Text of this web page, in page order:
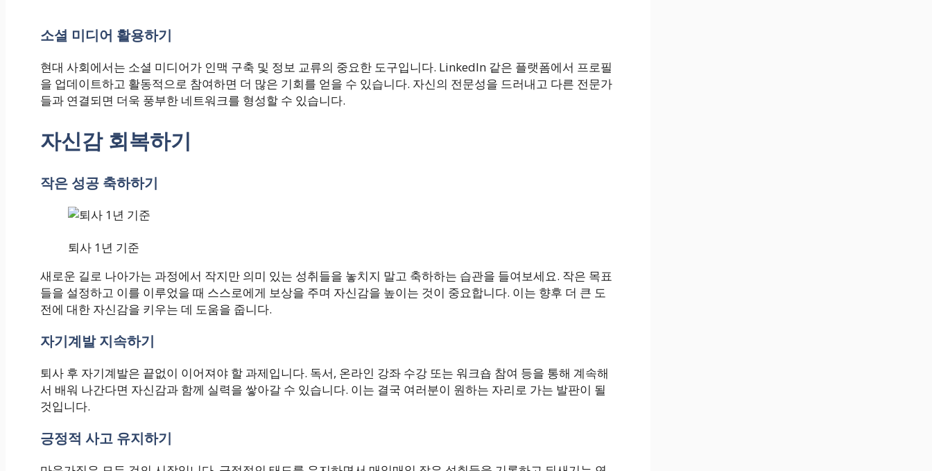
소셜 미디어 활용하기
현대 사회에서는 소셜 미디어가 인맥 구축 및 정보 교류의 중요한 도구입니다. LinkedIn 같은 플랫폼에서 프로필
을 업데이트하고 활동적으로 참여하면 더 많은 기회를 얻을 수 있습니다. 자신의 전문성을 드러내고 다른 전문가
들과 연결되면 더욱 풍부한 네트워크를 형성할 수 있습니다.
자신감 회복하기
작은 성공 축하하기
퇴사 1년 기준
새로운 길로 나아가는 과정에서 작지만 의미 있는 성취들을 놓치지 말고 축하하는 습관을 들여보세요. 작은 목표
들을 설정하고 이를 이루었을 때 스스로에게 보상을 주며 자신감을 높이는 것이 중요합니다. 이는 향후 더 큰 도
전에 대한 자신감을 키우는 데 도움을 줍니다.
자기계발 지속하기
퇴사 후 자기계발은 끝없이 이어져야 할 과제입니다. 독서, 온라인 강좌 수강 또는 워크숍 참여 등을 통해 계속해
서 배워 나간다면 자신감과 함께 실력을 쌓아갈 수 있습니다. 이는 결국 여러분이 원하는 자리로 가는 발판이 될
것입니다.
긍정적 사고 유지하기